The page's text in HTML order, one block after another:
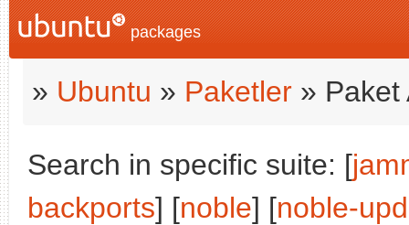
packages
» Ubuntu » Paketler » Paket
Search in specific suite: [
backports] [noble] [noble-